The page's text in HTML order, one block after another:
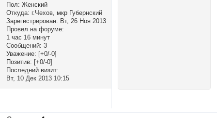
Пол: Женский
Откуда: г.Чехов, мкр Губернский
Зарегистрирован: Вт, 26 Ноя 2013
Провел на форуме:
1 час 16 минут
Сообщений: 3
Уважение: [+0/-0]
Позитив: [+0/-0]
Последний визит:
Вт, 10 Дек 2013 10:15